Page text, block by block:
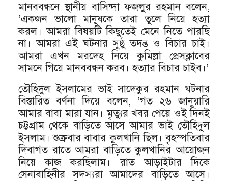
মানববন্ধনে স্থানীয় বাসিন্দা ফজলুর রহমান বলেন,
‘একজন ভালো মানুষকে তারা তুলে নিয়ে হত্যা
করল। আমরা বিষয়টি কিছুতেই মেনে নিতে পারছি
না। আমরা এই ঘটনার সুষ্ঠু তদন্ত ও বিচার চাই।
আমরা এখন মরদেহ নিয়ে কুমিল্লা প্রেসক্লাবের
সামনে গিয়ে মানববন্ধন করব। হত্যার বিচার চাইব।’
তৌহিদুল ইসলামের ভাই সাদেকুর রহমান ঘটনার
বিস্তারিত বর্ণনা দিয়ে বলেন, ‘গত ২৬ জানুয়ারি
আমার বাবা মারা যান। মৃত্যুর খবর পেয়ে ওই দিনই
চট্টগ্রাম থেকে বাড়িতে আসে আমার ভাই তৌহিদুল
ইসলাম। শুক্রবার বাবার কুলখানি ছিল। বৃহস্পতিবার
দিবাগত রাতে আমরা বাড়িতে কুলখানির আয়োজন
নিয়ে কাজ করছিলাম। রাত আড়াইটার দিকে
সেনাবাহিনীর সদস্যরা আমাদের বাড়িতে আসে।